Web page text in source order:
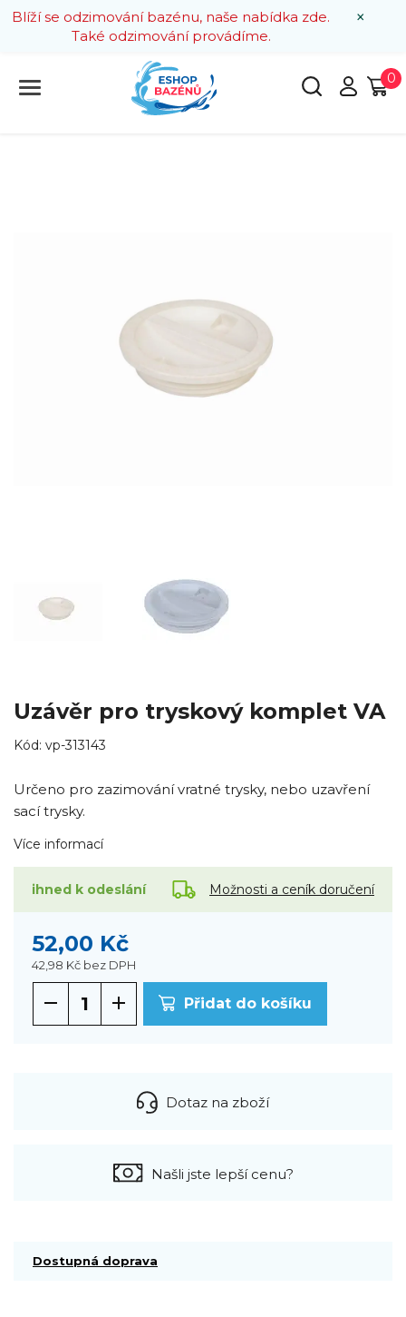
×
Blíží se odzimování bazénu, naše nabídka zde.
Také odzimování provádíme.
0
Uzávěr pro tryskový komplet VA
Kód: vp-313143
Určeno pro zazimování vratné trysky, nebo uzavření
sací trysky.
Více informací
ihned k odeslání Možnosti a ceník doručení
52,00 Kč
42,98 Kč bez DPH
Přidat do košíku
Dotaz na zboží
Našli jste lepší cenu?
Dostupná doprava